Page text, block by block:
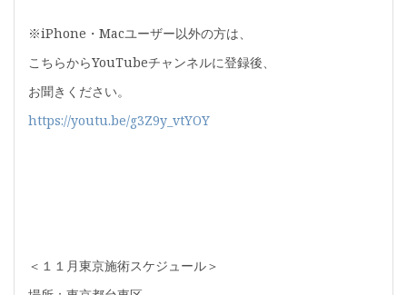
※iPhone・Macユーザー以外の方は、
こちらからYouTubeチャンネルに登録後、
お聞きください。
https://youtu.be/g3Z9y_vtYOY
＜１１月東京施術スケジュール＞